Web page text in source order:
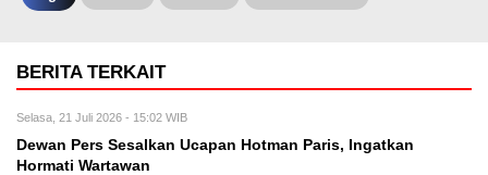
BERITA TERKAIT
Selasa, 21 Juli 2026 - 15:02 WIB
Dewan Pers Sesalkan Ucapan Hotman Paris, Ingatkan
Hormati Wartawan